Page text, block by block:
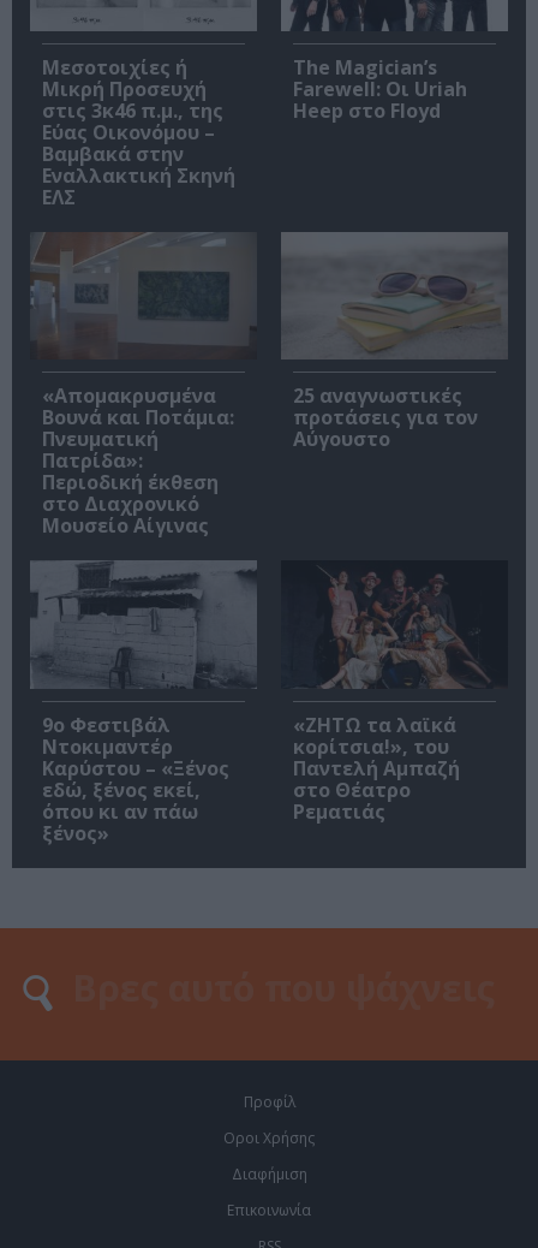
Μεσοτοιχίες ή
Μικρή Προσευχή
στις 3κ46 π.μ., της
Εύας Οικονόμου –
Βαμβακά στην
Εναλλακτική Σκηνή
ΕΛΣ
The Magician’s
Farewell: Οι Uriah
Heep στο Floyd
«Απομακρυσμένα
Βουνά και Ποτάμια:
Πνευματική
Πατρίδα»:
Περιοδική έκθεση
στο Διαχρονικό
Μουσείο Αίγινας
25 αναγνωστικές
προτάσεις για τον
Αύγουστο
9ο Φεστιβάλ
Ντοκιμαντέρ
Καρύστου – «Ξένος
εδώ, ξένος εκεί,
όπου κι αν πάω
ξένος»
«ΖΗΤΩ τα λαϊκά
κορίτσια!», του
Παντελή Αμπαζή
στο Θέατρο
Ρεματιάς
Προφίλ
Οροι Χρήσης
Διαφήμιση
Επικοινωνία